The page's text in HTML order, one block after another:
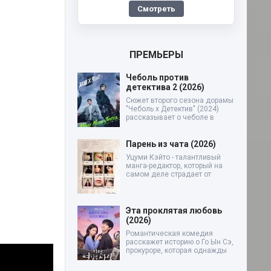
Смотреть
ПРЕМЬЕРЫ
Чеболь против
детектива 2 (2026)
Сюжет второго сезона дорамы
"Чеболь x Детектив" (2024)
рассказывает о чеболе в
Парень из чата (2026)
Уцуми Кэйто - талантливый
манга-редактор, который на
самом деле страдает от
Эта проклятая любовь
(2026)
Романтическая комедия
расскажет историю о Го Ын Сэ,
прокуроре, которая однажды